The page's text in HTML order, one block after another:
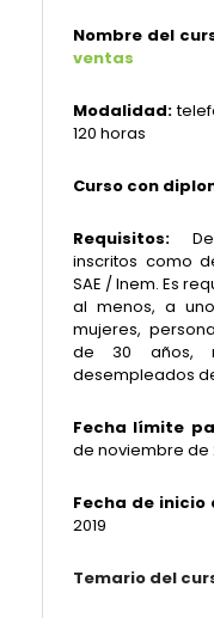
Nombre del
ventas
Modalidad:
120 horas
Curso con
Requisitos:
inscritos como
SAE / Inem. Es
al menos, a
mujeres,
de 30 años,
desempleados
Fecha límite
de noviembre de
Fecha de inicio
2019
Temario del